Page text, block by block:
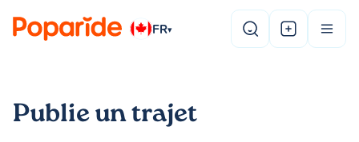
FR▾
Publie un trajet